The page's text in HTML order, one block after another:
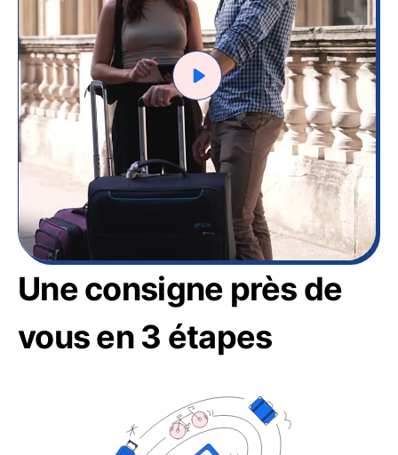
Une consigne près de
vous en 3 étapes